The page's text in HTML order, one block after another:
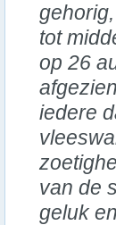
tot
op 26
iedere
van de
geluk